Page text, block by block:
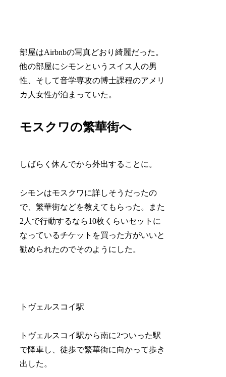
部屋はAirbnbの写真どおり綺麗だった。
他の部屋にシモンというスイス人の男
性、そして音学専攻の博士課程のアメリ
カ人女性が泊まっていた。
モスクワの繁華街へ
しばらく休んでから外出することに。
シモンはモスクワに詳しそうだったの
で、繁華街などを教えてもらった。また
2人で行動するなら10枚くらいセットに
なっているチケットを買った方がいいと
勧められたのでそのようにした。
トヴェルスコイ駅
トヴェルスコイ駅から南に2ついった駅
で降車し、徒歩で繁華街に向かって歩き
出した。